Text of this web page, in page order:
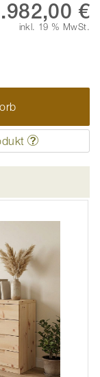
€
inkl. 19 % MwSt.